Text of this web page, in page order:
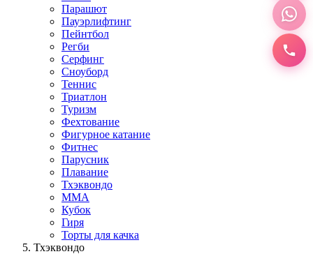
Парашют
Пауэрлифтинг
Пейнтбол
Регби
Серфинг
Сноуборд
Теннис
Триатлон
Туризм
Фехтование
Фигурное катание
Фитнес
Парусник
Плавание
Тхэквондо
ММА
Кубок
Гиря
Торты для качка
Тхэквондо